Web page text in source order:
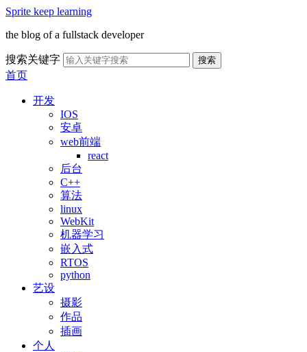
Sprite keep learning
the blog of a fullstack developer
搜索关键字 搜索
首页
开发
IOS
安卓
web前端
react
后台
C++
算法
linux
WebKit
机器学习
嵌入式
RTOS
python
艺设
摄影
作品
插画
个人